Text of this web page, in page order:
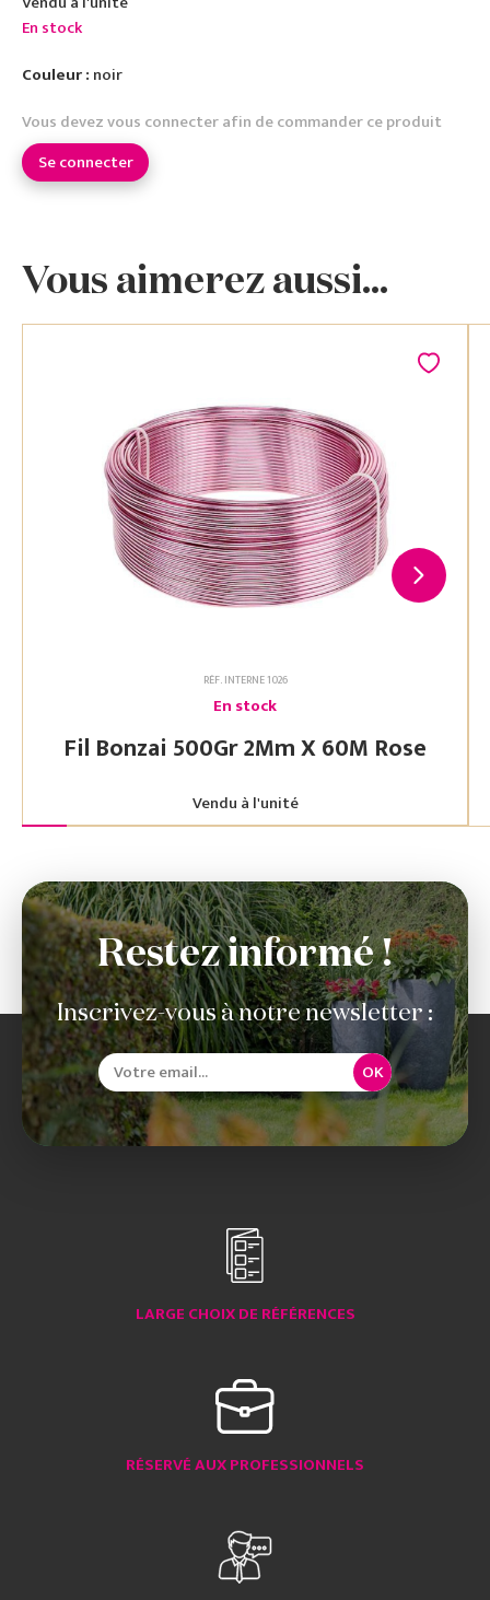
En stock
Couleur : noir
Vous devez vous connecter afin de commander ce produit
Se connecter
Vous aimerez aussi...
RÉF. INTERNE 1026
En stock
Fil Bonzai 500Gr 2Mm X 60M Rose
Vendu à l'unité
Restez informé !
Inscrivez-vous à notre newsletter :
OK
LARGE CHOIX DE RÉFÉRENCES
RÉSERVÉ AUX PROFESSIONNELS